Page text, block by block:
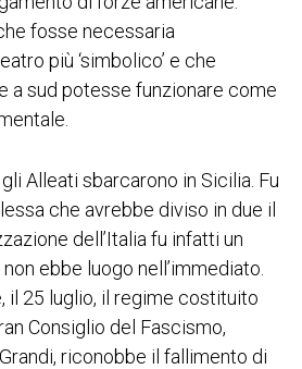
fosse necessaria
più ‘simbolico’ e che
a sud potesse funzionare come
Alleati sbarcarono in Sicilia. Fu
che avrebbe diviso in due il
dell’Italia fu infatti un
ebbe luogo nell’immediato.
il 25 luglio, il regime costituito
Consiglio del Fascismo,
riconobbe il fallimento di